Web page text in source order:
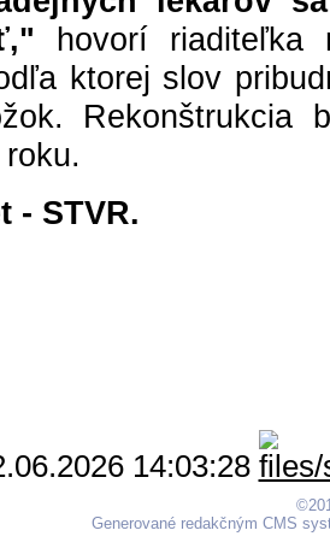
hovorí riaditeľka
ktorej slov
Rekonštrukcia
- STVR.
14:03:28
Generované redakčným CMS